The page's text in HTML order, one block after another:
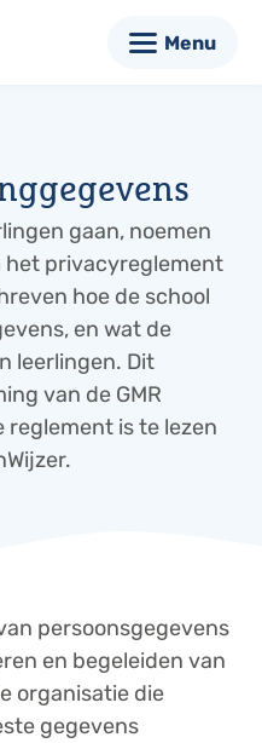
Menu
gaan, noemen
het privacyreglement
hoe de school
en wat de
leerlingen. Dit
van de GMR
is te lezen
persoonsgegevens
en begeleiden van
organisatie die
gegevens